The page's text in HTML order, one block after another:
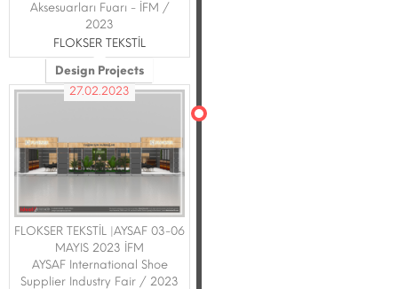
Aksesuarları Fuarı - İFM /
2023
FLOKSER TEKSTİL
Design Projects
27.02.2023
FLOKSER TEKSTİL |AYSAF 03-06
MAYIS 2023 İFM
AYSAF International Shoe
Supplier Industry Fair / 2023